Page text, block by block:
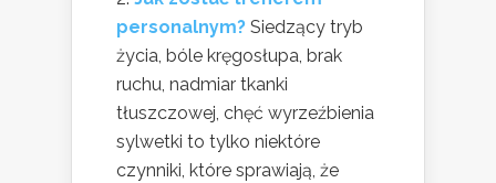
personalnym? Siedzący tryb
życia, bóle kręgosłupa, brak
ruchu, nadmiar tkanki
tłuszczowej, chęć wyrzeźbienia
sylwetki to tylko niektóre
czynniki, które sprawiają, że